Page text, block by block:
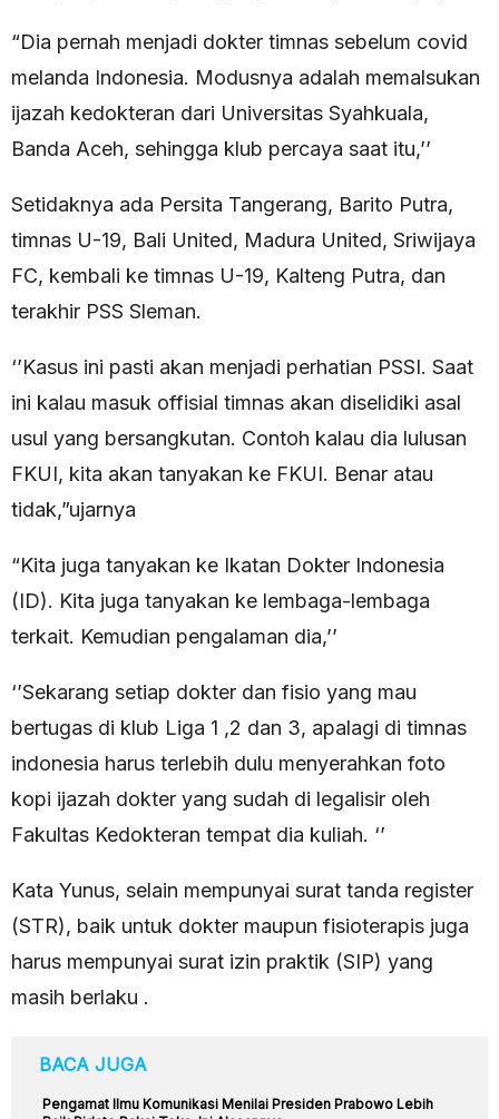
“Dia pernah menjadi dokter timnas sebelum covid
melanda Indonesia. Modusnya adalah memalsukan
ijazah kedokteran dari Universitas Syahkuala,
Banda Aceh, sehingga klub percaya saat itu,’’
Setidaknya ada Persita Tangerang, Barito Putra,
timnas U-19, Bali United, Madura United, Sriwijaya
FC, kembali ke timnas U-19, Kalteng Putra, dan
terakhir PSS Sleman.
‘’Kasus ini pasti akan menjadi perhatian PSSI. Saat
ini kalau masuk offisial timnas akan diselidiki asal
usul yang bersangkutan. Contoh kalau dia lulusan
FKUI, kita akan tanyakan ke FKUI. Benar atau
tidak,”ujarnya
“Kita juga tanyakan ke Ikatan Dokter Indonesia
(ID). Kita juga tanyakan ke lembaga-lembaga
terkait. Kemudian pengalaman dia,’’
‘’Sekarang setiap dokter dan fisio yang mau
bertugas di klub Liga 1 ,2 dan 3, apalagi di timnas
indonesia harus terlebih dulu menyerahkan foto
kopi ijazah dokter yang sudah di legalisir oleh
Fakultas Kedokteran tempat dia kuliah. ‘’
Kata Yunus, selain mempunyai surat tanda register
(STR), baik untuk dokter maupun fisioterapis juga
harus mempunyai surat izin praktik (SIP) yang
masih berlaku .
BACA JUGA
Pengamat Ilmu Komunikasi Menilai Presiden Prabowo Lebih